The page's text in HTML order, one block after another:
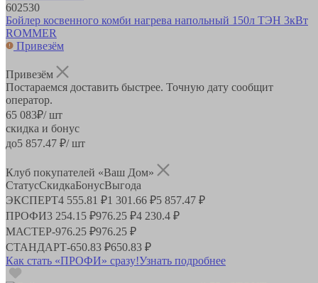
602530
Бойлер косвенного комби нагрева напольный 150л ТЭН 3кВт
ROMMER
Привезём
Привезём
Постараемся доставить быстрее. Точную дату сообщит
оператор.
65 083₽/ шт
скидка и бонус
до5 857.47 ₽/ шт
Клуб покупателей «Ваш Дом»
СтатусСкидкаБонусВыгода
ЭКСПЕРТ4 555.81 ₽1 301.66 ₽5 857.47 ₽
ПРОФИ3 254.15 ₽976.25 ₽4 230.4 ₽
МАСТЕР-976.25 ₽976.25 ₽
СТАНДАРТ-650.83 ₽650.83 ₽
Как стать «ПРОФИ» сразу!Узнать подробнее